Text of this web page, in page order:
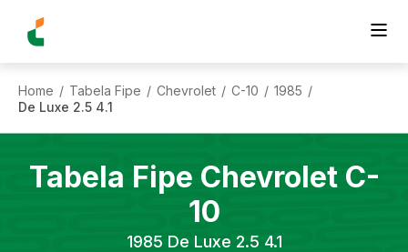
Home / Tabela Fipe / Chevrolet / C-10 / 1985 /
De Luxe 2.5 4.1
Tabela Fipe Chevrolet C-
10
1985 De Luxe 2.5 4.1